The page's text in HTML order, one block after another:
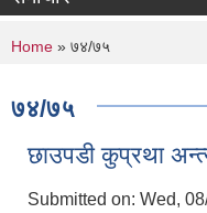
You are here
Home » ७४/७५
७४/७५
छाउपडी कुप्रथा
Submitted on: Wed,